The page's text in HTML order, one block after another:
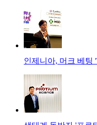
인제니아, 머크 베팅